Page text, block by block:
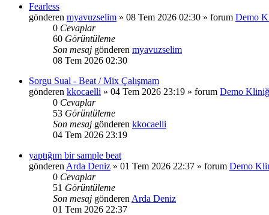
Fearless
gönderen myavuzselim » 08 Tem 2026 02:30 » forum Demo
0 Cevaplar
60 Görüntüleme
Son mesaj gönderen myavuzselim
08 Tem 2026 02:30
Sorgu Sual - Beat / Mix Çalışmam
gönderen kkocaelli » 04 Tem 2026 23:19 » forum Demo
0 Cevaplar
53 Görüntüleme
Son mesaj gönderen kkocaelli
04 Tem 2026 23:19
yaptığım bir sample beat
gönderen Arda Deniz » 01 Tem 2026 22:37 » forum Demo
0 Cevaplar
51 Görüntüleme
Son mesaj gönderen Arda Deniz
01 Tem 2026 22:37